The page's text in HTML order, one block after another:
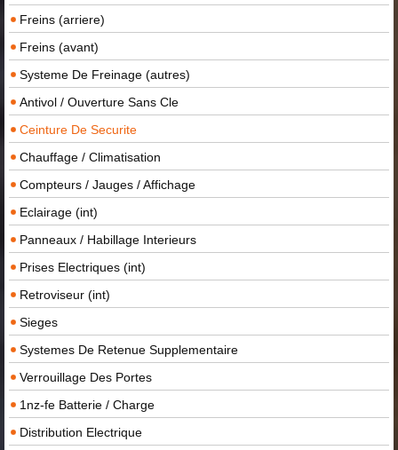
Freins (arriere)
Freins (avant)
Systeme De Freinage (autres)
Antivol / Ouverture Sans Cle
Ceinture De Securite
Chauffage / Climatisation
Compteurs / Jauges / Affichage
Eclairage (int)
Panneaux / Habillage Interieurs
Prises Electriques (int)
Retroviseur (int)
Sieges
Systemes De Retenue Supplementaire
Verrouillage Des Portes
1nz-fe Batterie / Charge
Distribution Electrique